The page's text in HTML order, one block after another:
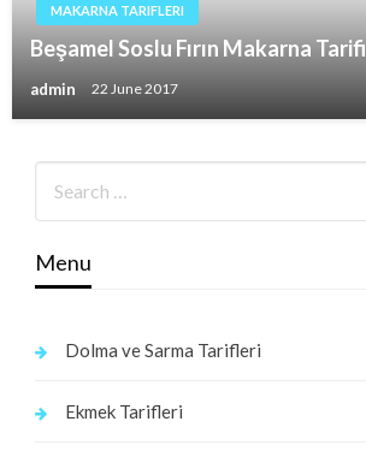
MAKARNA TARIFLERI
Beşamel Soslu Fırın Makarna Tarifi
admin 22 June 2017
Menu
Dolma ve Sarma Tarifleri
Ekmek Tarifleri